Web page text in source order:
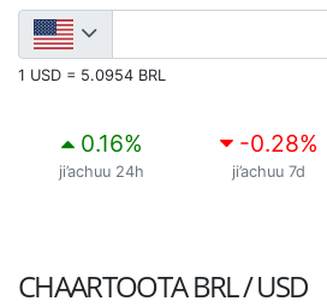
1 USD = 5.0954 BRL
0.16%
ji’achuu 24h
-0.28%
ji’achuu 7d
CHAARTOOTABRL / USD